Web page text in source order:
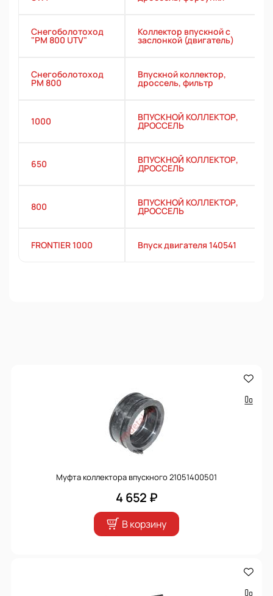
Снегоболотоход
"РМ 800 UTV"
Коллектор впускной с
заслонкой (двигатель)
Снегоболотоход
РМ 800
Впускной коллектор,
дроссель, фильтр
1000 ВПУСКНОЙ КОЛЛЕКТОР,
ДРОССЕЛЬ
650 ВПУСКНОЙ КОЛЛЕКТОР,
ДРОССЕЛЬ
800 ВПУСКНОЙ КОЛЛЕКТОР,
ДРОССЕЛЬ
FRONTIER 1000 Впуск двигателя 140541
Муфта коллектора впускного 21051400501
4 652 ₽
В корзину